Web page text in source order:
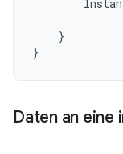
}
}
Daten an eine